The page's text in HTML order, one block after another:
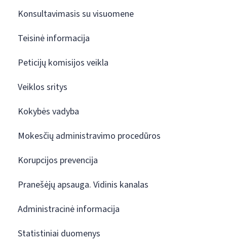
Konsultavimasis su visuomene
Teisinė informacija
Peticijų komisijos veikla
Veiklos sritys
Kokybės vadyba
Mokesčių administravimo procedūros
Korupcijos prevencija
Pranešėjų apsauga. Vidinis kanalas
Administracinė informacija
Statistiniai duomenys